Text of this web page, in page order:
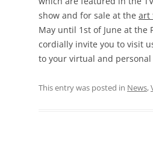
show and for sale at the art
May until 1st of June at the
cordially invite you to visit
to your virtual and
This entry was posted in News,